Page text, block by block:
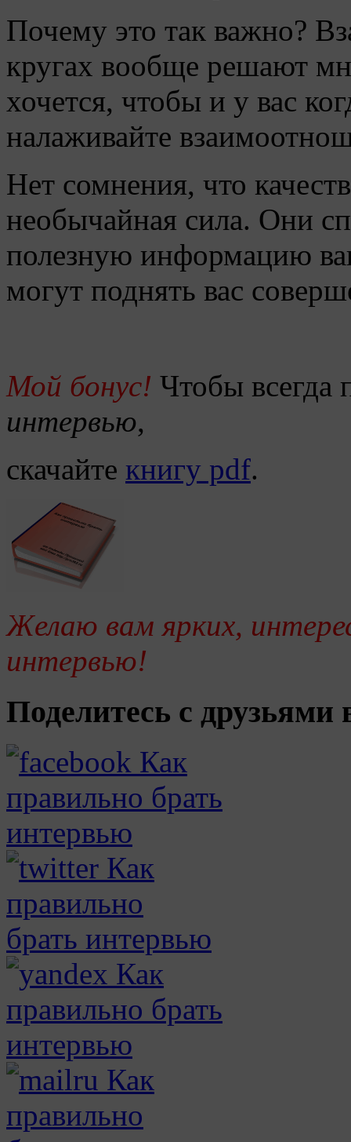
Почему это так важно?
кругах вообще решают
хочется, чтобы и у вас
налаживайте
Нет сомнения, что
необычайная сила. Они
полезную информацию
могут поднять вас
Мой бонус! Чтобы всегда
интервью,
скачайте книгу pdf.
Желаю вам ярких,
интервью!
Поделитесь с друзьями